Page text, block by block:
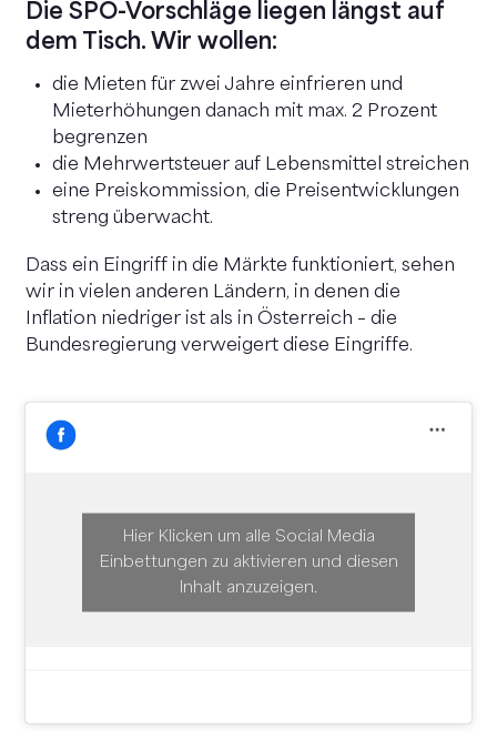
Die SPÖ-Vorschläge liegen längst auf
dem Tisch. Wir wollen:
die Mieten für zwei Jahre einfrieren und
Mieterhöhungen danach mit max. 2 Prozent
begrenzen
die Mehrwertsteuer auf Lebensmittel streichen
eine Preiskommission, die Preisentwicklungen
streng überwacht.
Dass ein Eingriff in die Märkte funktioniert, sehen
wir in vielen anderen Ländern, in denen die
Inflation niedriger ist als in Österreich – die
Bundesregierung verweigert diese Eingriffe.
Hier Klicken um alle Social Media
Einbettungen zu aktivieren und diesen
Inhalt anzuzeigen.